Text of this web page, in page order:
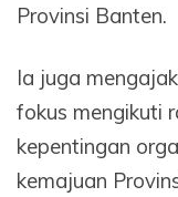
Provinsi Banten.
Ia juga
fokus mengikuti
kepentingan
kemajuan